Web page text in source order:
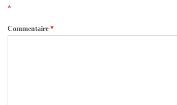
*
Commentaire*